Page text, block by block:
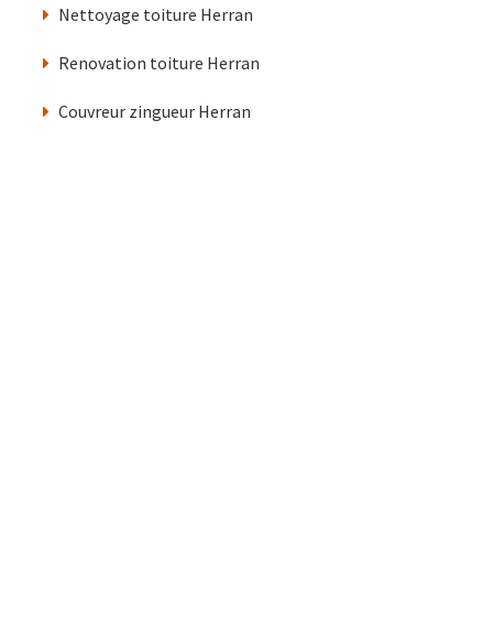
Nettoyage toiture Herran
Renovation toiture Herran
Couvreur zingueur Herran